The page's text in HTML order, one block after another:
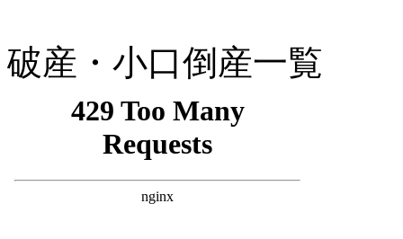
破産・小口倒産一覧